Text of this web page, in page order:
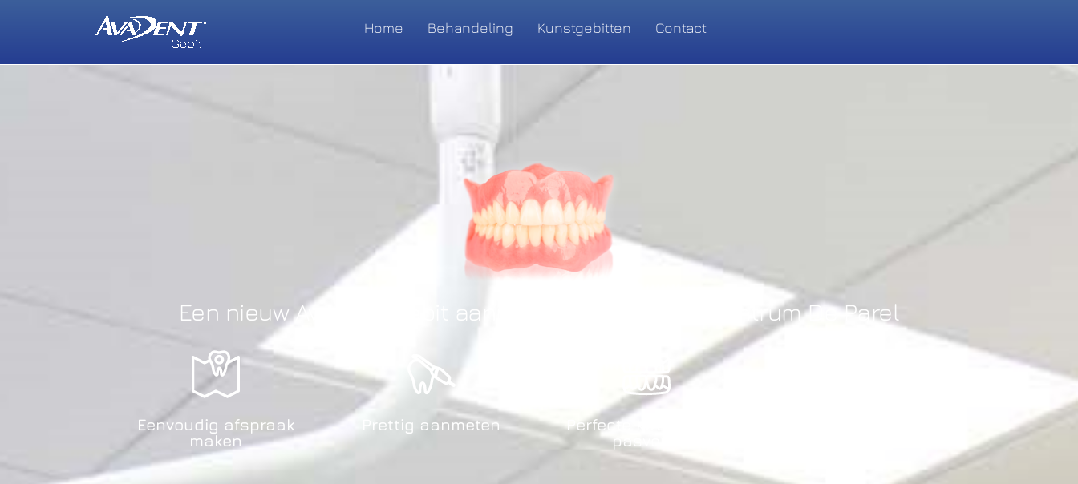
Home Behandeling Kunstgebitten Contact
Een nieuw AvaDent Gebit aanmeten bij Mondzorgcentrum De Parel
Eenvoudig afspraak
maken
Prettig aanmeten
Perfecte kwaliteit en
pasvorm